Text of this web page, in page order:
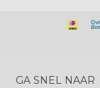
GA SNEL NAAR